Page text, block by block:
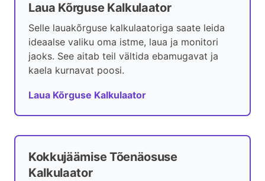
Laua Kõrguse Kalkulaator
Selle lauakõrguse kalkulaatoriga saate leida
ideaalse valiku oma istme, laua ja monitori
jaoks. See aitab teil vältida ebamugavat ja
kaela kurnavat poosi.
Laua Kõrguse Kalkulaator
Kokkujäämise Tõenäosuse
Kalkulaator